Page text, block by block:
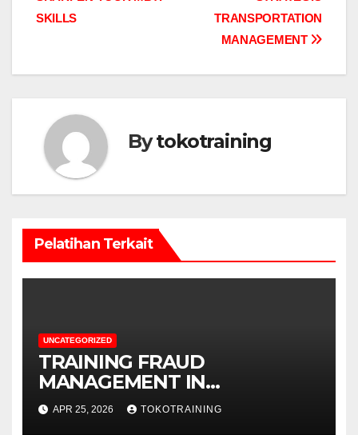
navigation
TRANSPORTATION
MANAGEMENT
SKILLS
Bytokotraining
Pelatihan Terkait
UNCATEGORIZED
TRAINING FRAUD
MANAGEMENT IN
TELECOMMUNICATION
BUSINESS
APR 25, 2026 TOKOTRAINING